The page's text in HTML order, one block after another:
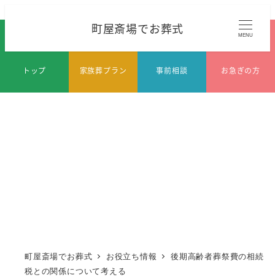
町屋斎場でお葬式 MENU
町屋斎場でお葬式 お役立ち情報
後期高齢者葬祭費の相続
税との関係について考える
トップ 家族葬プラン 事前相談 お急ぎの方